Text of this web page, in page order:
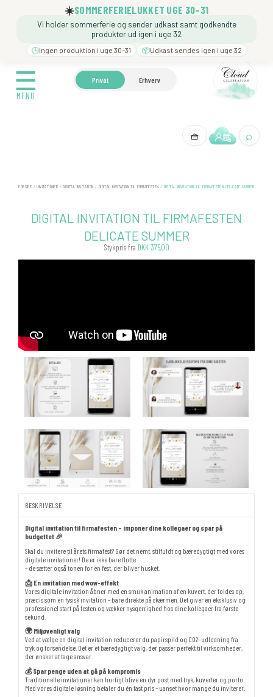
☀️SOMMERFERIELUKKET UGE 30–31
Vi holder sommerferie og sender udkast samt godkendte
produkter ud igen i uge 32
🕒Ingen produktion i uge 30–31 📦Udkast sendes igen i uge 32
☰
MENU
Privat Erhverv
🧺 ⌕
☰
MENU
🍼 BARNEDÅB ❓️ BESØG
FORSIDE /INVITATIONER /DIGITAL INVITATION / DIGITAL INVITATION TIL FIRMAFESTEN / DIGITAL INVITATION TIL FIRMAFESTEN DELICATE SUMMER
DIGITAL INVITATION TIL FIRMAFESTEN
DELICATE SUMMER
Stykpris fra DKK 375.00
BESKRIVELSE
Digital invitation til firmafesten – imponer dine kollegaer og spar på
budgettet 🎉
Skal du invitere til årets firmafest? Gør det nemt, stilfuldt og bæredygtigt med vores
digitale invitationer! De er ikke bare flotte
– de sætter også tonen for en fest, der bliver husket.
📩 En invitation med wow-effekt
Vores digitale invitation åbner med en smuk animation af en kuvert, der foldes op,
præcis som en fysisk invitation – bare direkte på skærmen. Det giver en eksklusiv og
professionel start på festen og vækker nysgerrighed hos dine kollegaer fra første
sekund.
🌍 Miljøvenligt valg
Ved at vælge en digital invitation reducerer du papirspild og CO2-udledning fra
tryk og forsendelse. Det er et bæredygtigt valg, der passer perfekt til virksomheder,
der ønsker at tage ansvar.
💰 Spar penge uden at gå på kompromis
Traditionelle invitationer kan hurtigt blive en dyr post med tryk, kuverter og porto.
Med vores digitale løsning betaler du én fast pris – uanset hvor mange du inviterer.